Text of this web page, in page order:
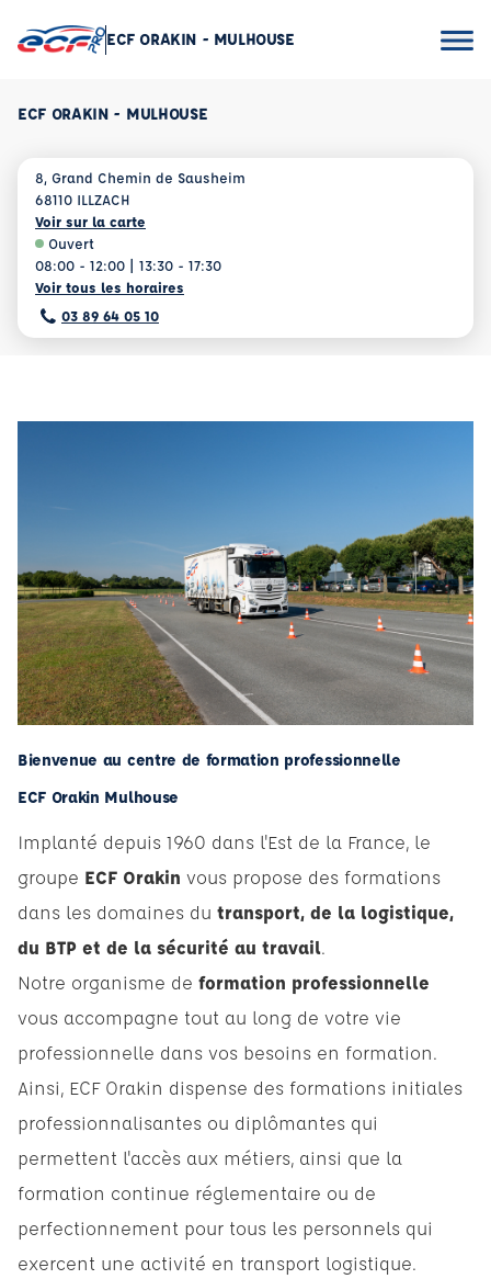
ECF ORAKIN - MULHOUSE
ECF ORAKIN - MULHOUSE
8, Grand Chemin de Sausheim
68110 ILLZACH
Voir sur la carte
Ouvert
08:00 - 12:00 | 13:30 - 17:30
Voir tous les horaires
03 89 64 05 10
Bienvenue au centre de formation professionnelle
ECF Orakin Mulhouse
Implanté depuis 1960 dans l'Est de la France, le
groupe ECF Orakin vous propose des formations
dans les domaines du transport, de la logistique,
du BTP et de la sécurité au travail.
Notre organisme de formation professionnelle
vous accompagne tout au long de votre vie
professionnelle dans vos besoins en formation.
Ainsi, ECF Orakin dispense des formations initiales
professionnalisantes ou diplômantes qui
permettent l'accès aux métiers, ainsi que la
formation continue réglementaire ou de
perfectionnement pour tous les personnels qui
exercent une activité en transport logistique.